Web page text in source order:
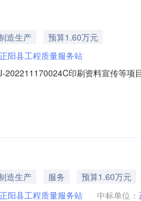
造生产
预算1.60万元
正阳县工程质量服务站
印刷资料宣传等
竞价时间（北京时间）：2022-
造生产 服务 预算1.60万元
正阳县工程质量服务站 中标单位：